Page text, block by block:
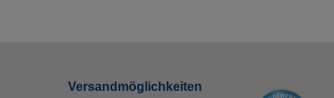
Versandmöglichkeiten